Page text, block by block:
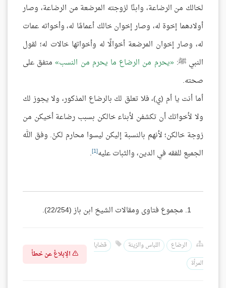
لخالك من الرضاعة، وابنًا لزوجته المرضعة من الرضاعة، وصار
أولادهما إخوة له، وصار إخوان خالك أعمامًا له، وأخواته عمات
له، وصار إخوان المرضعة أخوالًا له وأخواتها خالات له؛ لقول
النبي ﷺ: يحرم من الرضاع ما يحرم من النسب متفق على
صحته.
أما أنت يا أم (ي)، فلا تعلق لك بالرضاع المذكور، ولا يجوز لك
ولا لأخواتك أن تكشفن لأبناء خالكن بسبب رضاعة أخيكن من
زوجة خالكن؛ لأنهم بالنسبة إليكن ليسوا محارم لكنْ. وفق الله
الجميع للفقه في الدين، والثبات عليه[1]
.
مجموع فتاوى ومقالات الشيخ ابن باز (22/254).
الرضاع اللباس والزينة
قضايا
المرأة
الإبلاغ عن خطأ